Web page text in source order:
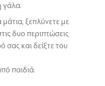
γάλα.
ξεπλύνετε με
δυο περιπτώσεις
σας και δείξτε του
παιδιά.